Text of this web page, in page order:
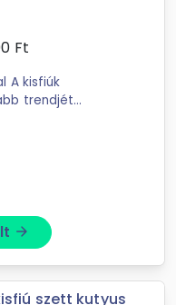
Ft
trendjét
Az
hosszú ...
arrow_forward
szett kutyus